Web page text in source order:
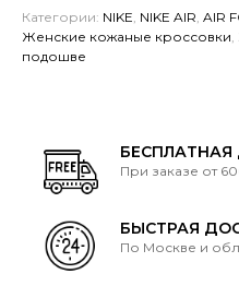
Категории: NIKE NIKE AIR AIR
Женские кожаные кроссовки
подошве
При заказе от
БЫСТРАЯ
По Москве и